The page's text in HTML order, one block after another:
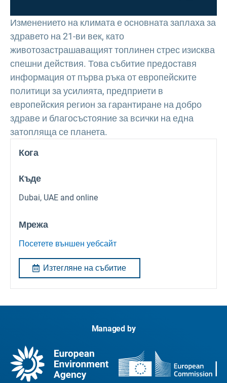
Изменението на климата е основната заплаха за
здравето на 21-ви век, като
животозастрашаващият топлинен стрес изисква
спешни действия. Това събитие предоставя
информация от първа ръка от европейските
политици за усилията, предприети в
европейския регион за гарантиране на добро
здраве и благосъстояние за всички на една
затопляща се планета.
Кога
Къде
Dubai, UAE and online
Мрежа
Посетете външен уебсайт
Изтегляне на събитие
Managed by